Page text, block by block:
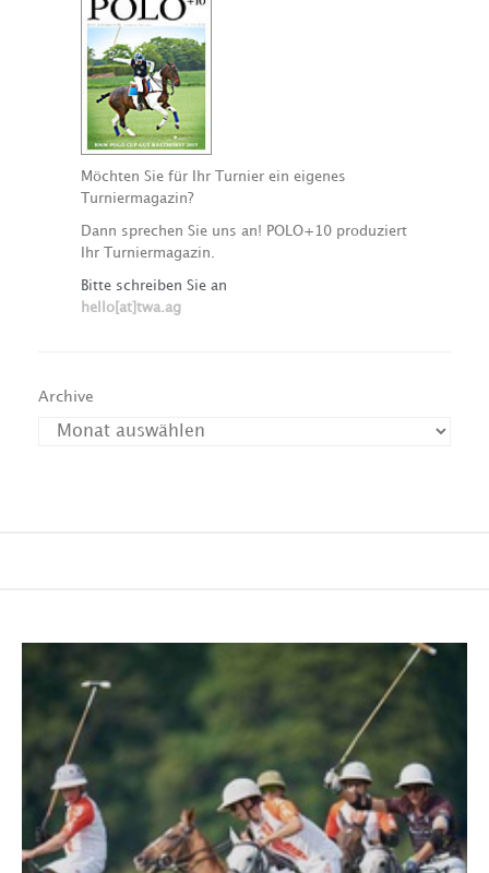
Möchten Sie für Ihr Turnier ein eigenes
Turniermagazin?
Dann sprechen Sie uns an! POLO+10 produziert
Ihr Turniermagazin.
Bitte schreiben Sie an
hello[at]twa.ag
Archive